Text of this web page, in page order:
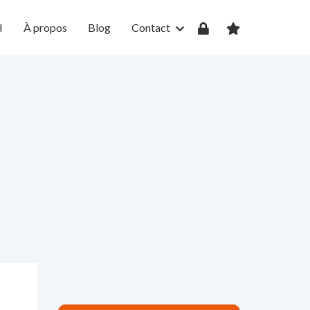
À propos Blog Contact